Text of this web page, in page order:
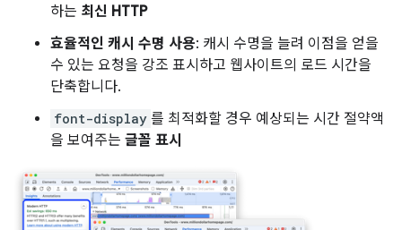
하는 최신 HTTP
효율적인 캐시 수명 사용: 캐시 수명을 늘려 이점을 얻을
수 있는 요청을 강조 표시하고 웹사이트의 로드 시간을
단축합니다.
font-display 를 최적화할 경우 예상되는 시간 절약액
을 보여주는 글꼴 표시